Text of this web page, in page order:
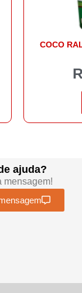
COCO
ajuda?
mensagem!